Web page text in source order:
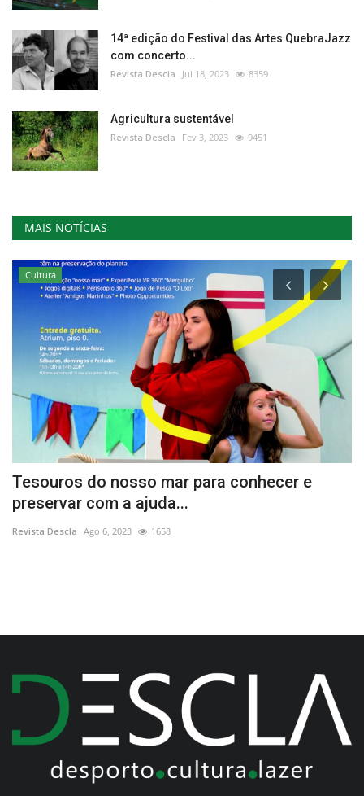
14ª edição do Festival das Artes QuebraJazz
com concerto...
Revista Descla Jul 18, 2023 8359
Agricultura sustentável
Revista Descla Fev 3, 2023 9451
MAIS NOTÍCIAS
Cultura
Tesouros do nosso mar para conhecer e
preservar com a ajuda...
Revista Descla Ago 6, 2023 1658